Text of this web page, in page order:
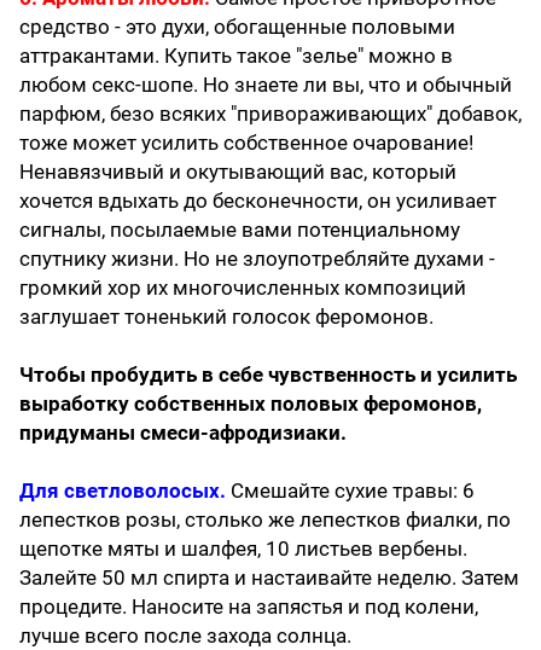
средство - это духи, обогащенные половыми
аттракантами. Купить такое "зелье" можно в
любом секс-шопе. Но знаете ли вы, что и обычный
парфюм, безо всяких "привораживающих" добавок,
тоже может усилить собственное очарование!
Ненавязчивый и окутывающий вас, который
хочется вдыхать до бесконечности, он усиливает
сигналы, посылаемые вами потенциальному
спутнику жизни. Но не злоупотребляйте духами -
громкий хор их многочисленных композиций
заглушает тоненький голосок феромонов.
Чтобы пробудить в себе чувственность и усилить
выработку собственных половых феромонов,
придуманы смеси-афродизиаки.
Для светловолосых. Смешайте сухие травы: 6
лепестков розы, столько же лепестков фиалки, по
щепотке мяты и шалфея, 10 листьев вербены.
Залейте 50 мл спирта и настаивайте неделю. Затем
процедите. Наносите на запястья и под колени,
лучше всего после захода солнца.